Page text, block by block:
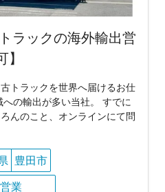
ラックの海外輸出営
トラックを世界へ届けるお仕
の輸出が多い当社。 すでに
んのこと、オンラインにて問
豊田市
営業